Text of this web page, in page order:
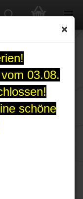
03.08.
schöne